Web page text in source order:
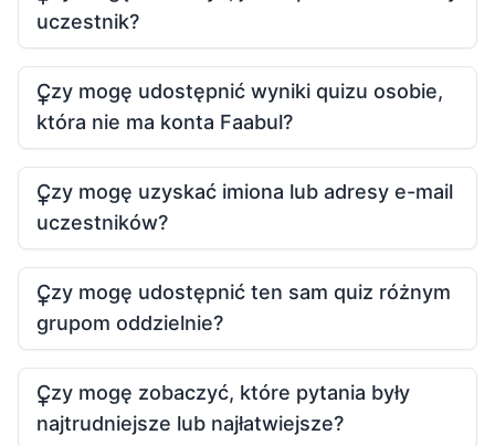
uczestnik?
Czy mogę udostępnić wyniki quizu osobie,
która nie ma konta Faabul?
Czy mogę uzyskać imiona lub adresy e-mail
uczestników?
Czy mogę udostępnić ten sam quiz różnym
grupom oddzielnie?
Czy mogę zobaczyć, które pytania były
najtrudniejsze lub najłatwiejsze?